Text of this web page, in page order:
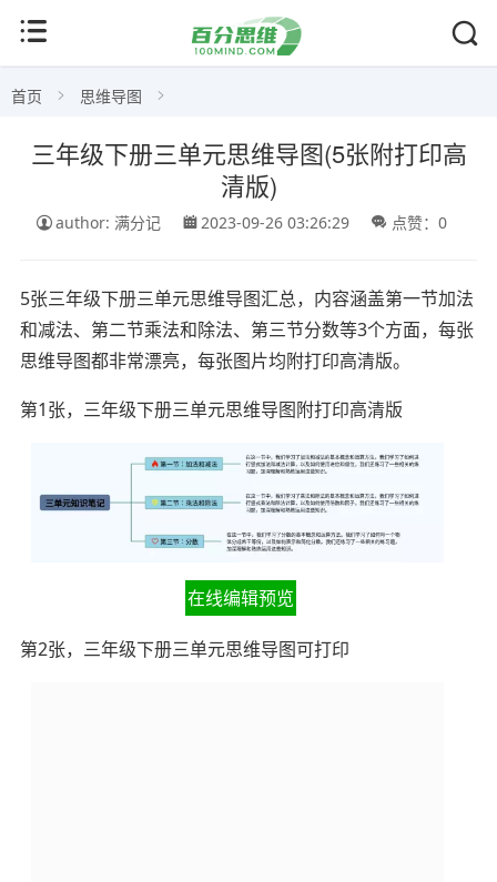
首页 思维导图
三年级下册三单元思维导图(5张附打印高
清版)
author: 满分记 2023-09-26 03:26:29 点赞：0
5张三年级下册三单元思维导图汇总，内容涵盖第一节加法
和减法、第二节乘法和除法、第三节分数等3个方面，每张
思维导图都非常漂亮，每张图片均附打印高清版。
第1张，三年级下册三单元思维导图附打印高清版
在线编辑预览
第2张，三年级下册三单元思维导图可打印